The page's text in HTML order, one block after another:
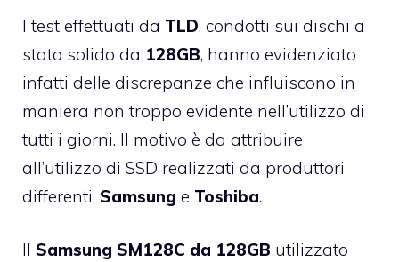
I test effettuati da TLD, condotti sui dischi a
stato solido da 128GB, hanno evidenziato
infatti delle discrepanze che influiscono in
maniera non troppo evidente nell’utilizzo di
tutti i giorni. Il motivo è da attribuire
all’utilizzo di SSD realizzati da produttori
differenti, Samsung e Toshiba.
Il Samsung SM128C da 128GB utilizzato